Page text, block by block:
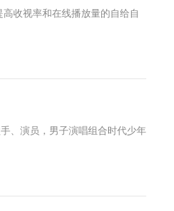
收视率和在线播放量的自给自
、演员，男子演唱组合时代少年